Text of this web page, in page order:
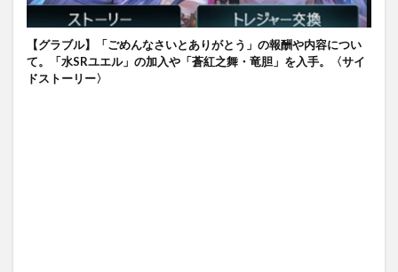
【グラブル】「ごめんなさいとありがとう」の報酬や内容につい
て。「水SRユエル」の加入や「蒼紅之舞・竜胆」を入手。〈サイ
ドストーリー〉